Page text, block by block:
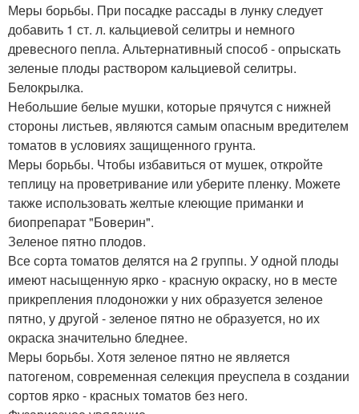
Меры борьбы. При посадке рассады в лунку следует
добавить 1 ст. л. кальциевой селитры и немного
древесного пепла. Альтернативный способ - опрыскать
зеленые плоды раствором кальциевой селитры.
Белокрылка.
Небольшие белые мушки, которые прячутся с нижней
стороны листьев, являются самым опасным вредителем
томатов в условиях защищенного грунта.
Меры борьбы. Чтобы избавиться от мушек, откройте
теплицу на проветривание или уберите пленку. Можете
также использовать желтые клеющие приманки и
биопрепарат "Боверин".
Зеленое пятно плодов.
Все сорта томатов делятся на 2 группы. У одной плоды
имеют насыщенную ярко - красную окраску, но в месте
прикрепления плодоножки у них образуется зеленое
пятно, у другой - зеленое пятно не образуется, но их
окраска значительно бледнее.
Меры борьбы. Хотя зеленое пятно не является
патогеном, современная селекция преуспела в создании
сортов ярко - красных томатов без него.